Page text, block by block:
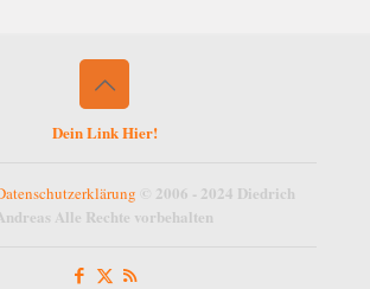
Dein Link Hier!
© 2006 - 2024 Diedrich
Alle Rechte vorbehalten